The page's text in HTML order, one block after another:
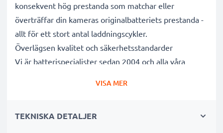
konsekvent hög prestanda som matchar eller
överträffar din kameras originalbatteriets prestanda -
allt för ett stort antal laddningscykler.
Överlägsen kvalitet och säkerhetsstandarder
Vi är batterispecialister sedan 2004 och alla våra
mer därtill. Det är därför de levereras med 3 års
VISA MER
TEKNISKA DETALJER